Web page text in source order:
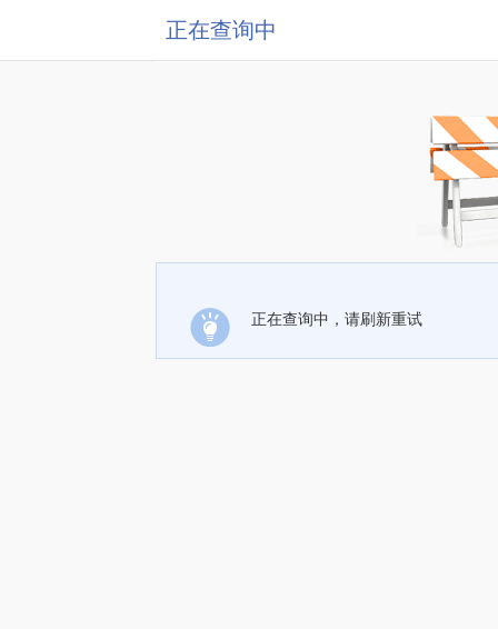
正在查询中
正在查询中，请刷新重试